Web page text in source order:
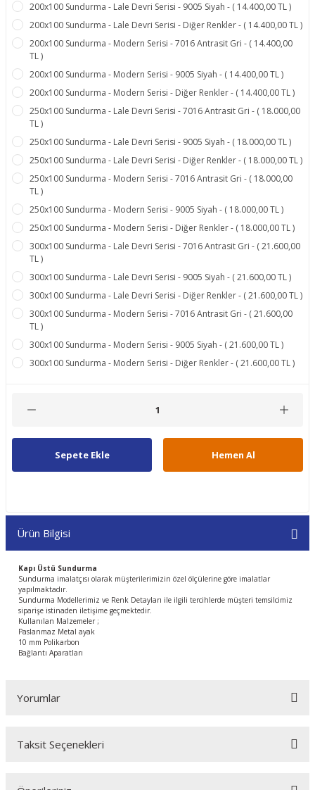
200x100 Sundurma - Lale Devri Serisi - 9005 Siyah - ( 14.400,00 TL )
200x100 Sundurma - Lale Devri Serisi - Diğer Renkler - ( 14.400,00 TL )
200x100 Sundurma - Modern Serisi - 7016 Antrasit Gri - ( 14.400,00
TL )
200x100 Sundurma - Modern Serisi - 9005 Siyah - ( 14.400,00 TL )
200x100 Sundurma - Modern Serisi - Diğer Renkler - ( 14.400,00 TL )
250x100 Sundurma - Lale Devri Serisi - 7016 Antrasit Gri - ( 18.000,00
TL )
250x100 Sundurma - Lale Devri Serisi - 9005 Siyah - ( 18.000,00 TL )
250x100 Sundurma - Lale Devri Serisi - Diğer Renkler - ( 18.000,00 TL )
250x100 Sundurma - Modern Serisi - 7016 Antrasit Gri - ( 18.000,00
TL )
250x100 Sundurma - Modern Serisi - 9005 Siyah - ( 18.000,00 TL )
250x100 Sundurma - Modern Serisi - Diğer Renkler - ( 18.000,00 TL )
300x100 Sundurma - Lale Devri Serisi - 7016 Antrasit Gri - ( 21.600,00
TL )
300x100 Sundurma - Lale Devri Serisi - 9005 Siyah - ( 21.600,00 TL )
300x100 Sundurma - Lale Devri Serisi - Diğer Renkler - ( 21.600,00 TL )
300x100 Sundurma - Modern Serisi - 7016 Antrasit Gri - ( 21.600,00
TL )
300x100 Sundurma - Modern Serisi - 9005 Siyah - ( 21.600,00 TL )
300x100 Sundurma - Modern Serisi - Diğer Renkler - ( 21.600,00 TL )
Sepete Ekle Hemen Al
Ürün Bilgisi
Kapı Üstü Sundurma
Sundurma imalatçısı olarak müşterilerimizin özel ölçülerine göre imalatlar
yapılmaktadır.
Sundurma Modellerimiz ve Renk Detayları ile ilgili tercihlerde müşteri temsilcimiz
siparişe istinaden iletişime geçmektedir.
Kullanılan Malzemeler ;
Paslanmaz Metal ayak
10 mm Polikarbon
Bağlantı Aparatları
Yorumlar
Taksit Seçenekleri